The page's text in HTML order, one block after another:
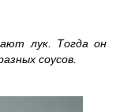
лук. Тогда он
соусов.